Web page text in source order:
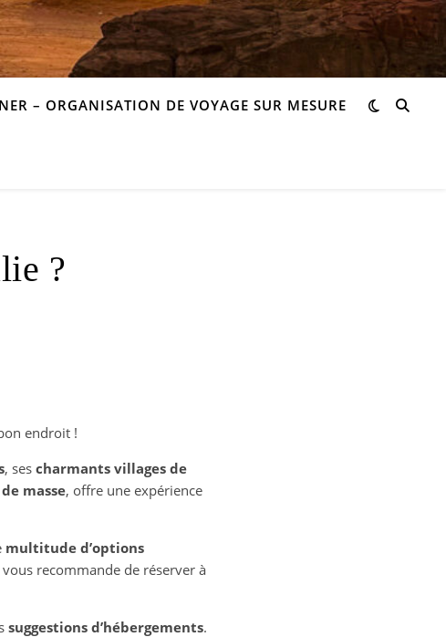
– ORGANISATION DE VOYAGE SUR MESURE
?
endroit !
, ses charmants villages de
masse, offre une expérience
multitude d’options
recommande de réserver à
suggestions d’hébergements.